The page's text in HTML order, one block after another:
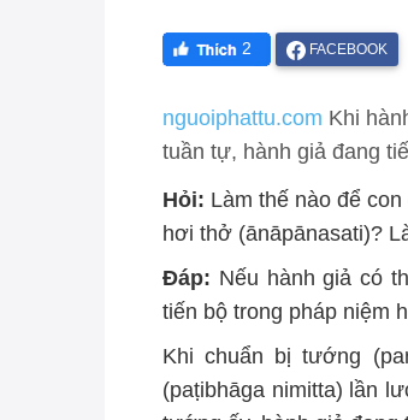
2 FACEBOOK
nguoiphattu.com Khi
tuần tự, hành giả đang
Hỏi: Làm thế nào để
hơi thở (ānāpānasati)?
Đáp: Nếu hành giả có
tiến bộ trong pháp niệm
Khi chuẩn bị tướng
(paṭibhāga nimitta) lần